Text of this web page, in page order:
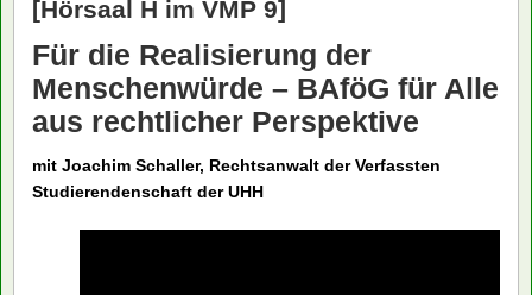
[Hörsaal H im VMP 9]
Für die Realisierung der
Menschenwürde – BAföG für Alle
aus rechtlicher Perspektive
mit Joachim Schaller, Rechtsanwalt der Verfassten
Studierendenschaft der UHH